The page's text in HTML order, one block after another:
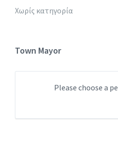
Χωρίς κατηγορία
Town Mayor
Please choose a